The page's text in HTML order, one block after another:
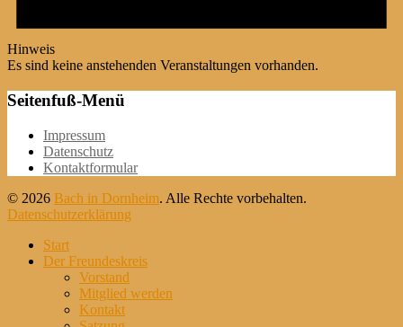
Hinweis
Es sind keine anstehenden Veranstaltungen vorhanden.
Seitenfuß-Menü
Weiter
zum
Inhalt
Impressum
Datenschutz
Kontaktformular
© 2026 Bach in Dornheim. Alle Rechte vorbehalten.
Datenschutzerklärung
oben
scrollen
Start
Der Freundeskreis
Vorstand
Mitglied werden
Kontakt